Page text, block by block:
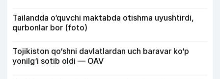
Tailandda o‘quvchi maktabda otishma uyushtirdi,
qurbonlar bor (foto)
Tojikiston qo‘shni davlatlardan uch baravar ko‘p
yonilg‘i sotib oldi — OAV